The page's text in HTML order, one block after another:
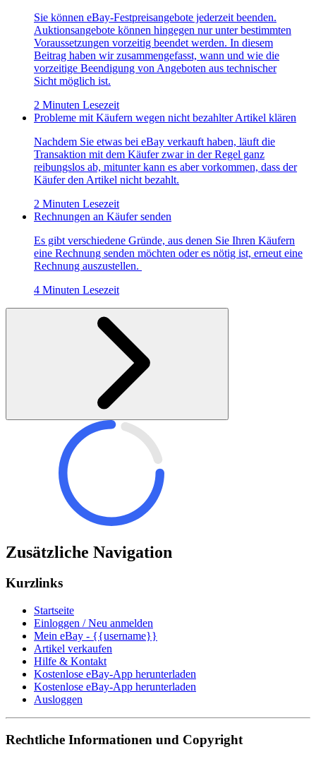
Sie können eBay-Festpreisangebote jederzeit beenden.
Auktionsangebote können hingegen nur unter bestimmten
Voraussetzungen vorzeitig beendet werden. In diesem
Beitrag haben wir zusammengefasst, wann und wie die
vorzeitige Beendigung von Angeboten aus technischer
Sicht möglich ist.
2 Minuten Lesezeit
Probleme mit Käufern wegen nicht bezahlter Artikel klären
Nachdem Sie etwas bei eBay verkauft haben, läuft die
Transaktion mit dem Käufer zwar in der Regel ganz
reibungslos ab, mitunter kann es aber vorkommen, dass der
Käufer den Artikel nicht bezahlt.
2 Minuten Lesezeit
Rechnungen an Käufer senden
Es gibt verschiedene Gründe, aus denen Sie Ihren Käufern
eine Rechnung senden möchten oder es nötig ist, erneut eine
Rechnung auszustellen.
4 Minuten Lesezeit
Zusätzliche Navigation
Kurzlinks
Startseite
Einloggen / Neu anmelden
Mein eBay - {{username}}
Artikel verkaufen
Hilfe & Kontakt
Kostenlose eBay-App herunterladen
Kostenlose eBay-App herunterladen
Ausloggen
Rechtliche Informationen und Copyright